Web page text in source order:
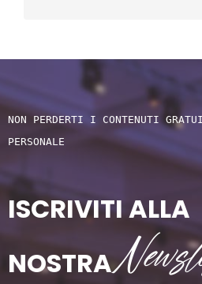
NON PERDERTI I CONTENUTI
PERSONALE
ISCRIVITI ALLA
NOSTRA